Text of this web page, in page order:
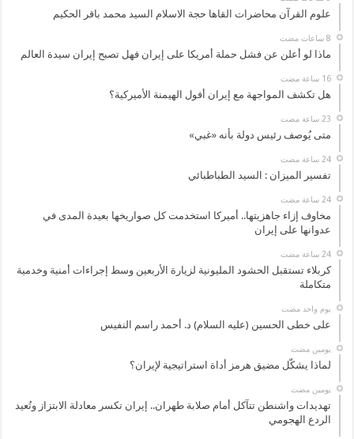
علوم القرآن محاضرات القاها حجة الاسلام السيد محمد باقر الحكيم
ماذا لو أعلن عن فشل حملة أمريكا على إيران فهل تصبح إيران سيدة العالم
‏16 ساعة مضت
هل تكشف المواجهة مع إيران أفول الهيمنة الأميركية؟
متى يُوصف رئيس دولة بأنه «غبي»
‏24 ساعة مضت
تفسير الميزان : السيد الطباطبائي
‏24 ساعة مضت
مخاوف إزاء جاهزيتها.. أميركا استخدمت كل صواريخها بعيدة المدى في
عدوانها على إيران
‏24 ساعة مضت
كربلاء تستقبل الحشود المليونية لزيارة الأربعين وسط إجراءات أمنية وخدمية
متكاملة
‏يوم واحد مضت
على خطى الحسين (عليه السلام) د. أحمد راسم النفيس
‏يومين مضت
لماذا يشكّل مضيق هرمز أداة استراتيجية لإيران؟
‏يومين مضت
تهديدات واشنطن تتآكل أمام صلابة طهران.. إيران تكسر معادلة الابتزاز وتُعيد
الردع الهجومي